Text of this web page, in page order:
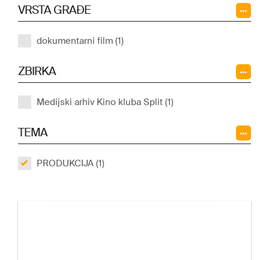
VRSTA GRAĐE
dokumentarni film (1)
ZBIRKA
Medijski arhiv Kino kluba Split (1)
TEMA
PRODUKCIJA (1)